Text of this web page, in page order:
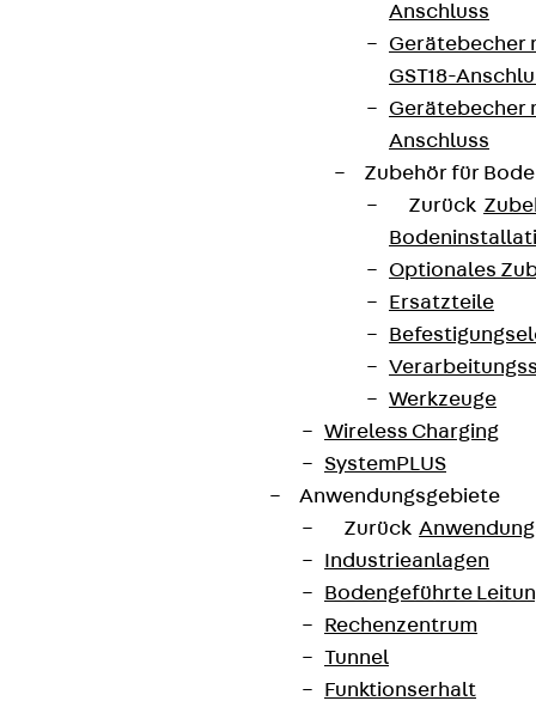
Anschluss
Gerätebecher
GST18-
Gerätebecher
Anschluss
Zubehör für
Zurück
Optionales
Ersatzteile
Werkzeuge
Wireless Charging
SystemPLUS
Anwendungsgebiete
Zurück
Industrieanlagen
Bodengeführte
Rechenzentrum
Tunnel
Funktionserhalt
Partner von Anfang bis Zukunft.